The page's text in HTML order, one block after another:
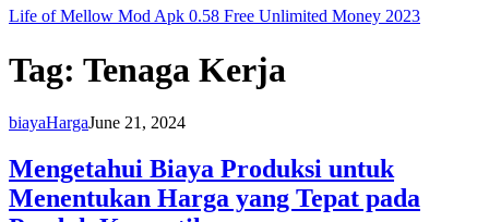
Life of Mellow Mod Apk 0.58 Free Unlimited Money 2023
Tag: Tenaga Kerja
biayaHargaJune 21, 2024
Mengetahui Biaya Produksi untuk
Menentukan Harga yang Tepat pada